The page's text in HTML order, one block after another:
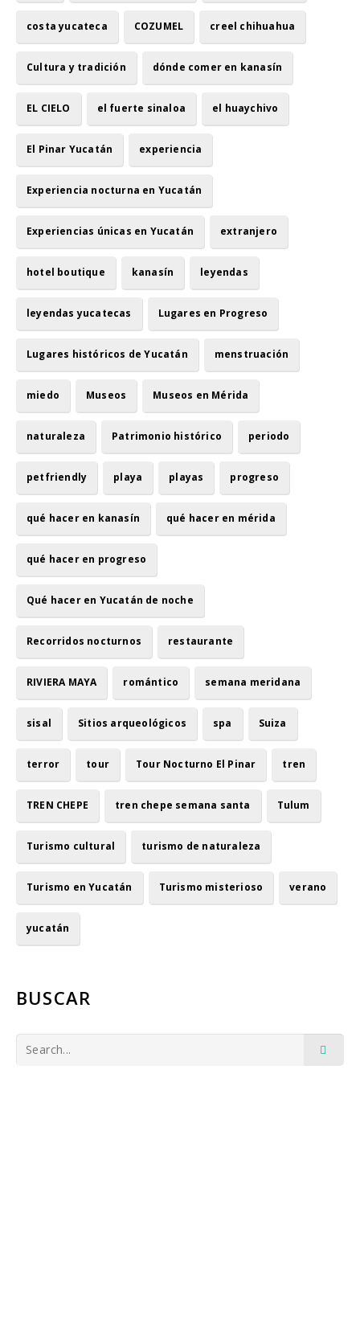
costa yucateca COZUMEL creel chihuahua
Cultura y tradición dónde comer en kanasín
EL CIELO el fuerte sinaloa el huaychivo
El Pinar Yucatán experiencia
Experiencia nocturna en Yucatán
Experiencias únicas en Yucatán extranjero
hotel boutique kanasín leyendas
leyendas yucatecas Lugares en Progreso
Lugares históricos de Yucatán menstruación
miedo Museos Museos en Mérida
naturaleza Patrimonio histórico periodo
petfriendly playa playas progreso
qué hacer en kanasín qué hacer en mérida
qué hacer en progreso
Qué hacer en Yucatán de noche
Recorridos nocturnos restaurante
RIVIERA MAYA romántico semana meridana
sisal Sitios arqueológicos spa Suiza
terror tour Tour Nocturno El Pinar tren
TREN CHEPE tren chepe semana santa Tulum
Turismo cultural turismo de naturaleza
Turismo en Yucatán Turismo misterioso verano
yucatán
BUSCAR